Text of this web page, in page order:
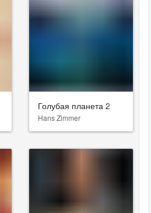
Голубая планета 2
Hans Zimmer